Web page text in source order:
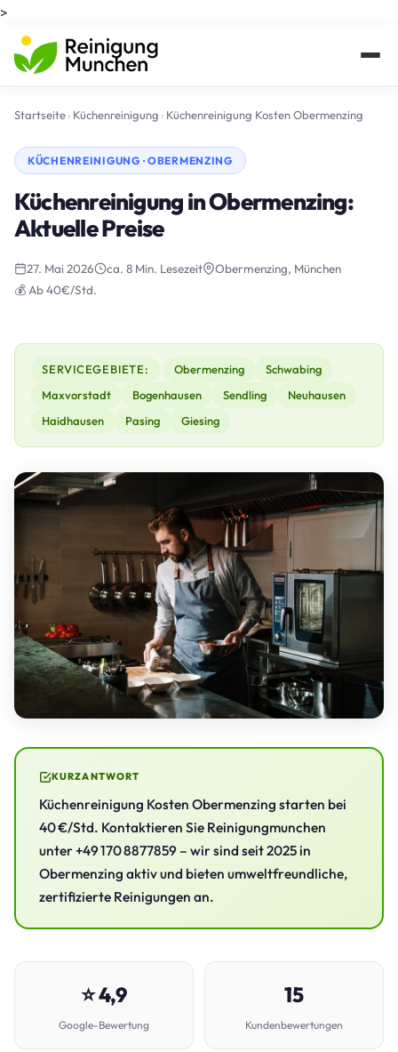
>
Startseite› Küchenreinigung › Küchenreinigung Kosten Obermenzing
KÜCHENREINIGUNG · OBERMENZING
Küchenreinigung in Obermenzing:
Aktuelle Preise
27. Mai 2026 ca. 8 Min. Lesezeit
Obermenzing, München
💰 Ab 40€/Std.
SERVICEGEBIETE: Obermenzing
Schwabing
Maxvorstadt
Bogenhausen Sendling
Neuhausen
Haidhausen
Pasing Giesing
KURZANTWORT
Küchenreinigung Kosten Obermenzing starten bei
40 €/Std. Kontaktieren Sie Reinigungmunchen
unter +49 170 8877859 – wir sind seit 2025 in
Obermenzing aktiv und bieten umweltfreundliche,
zertifizierte Reinigungen an.
⭐ 4,9
Google-Bewertung
15
Kundenbewertungen